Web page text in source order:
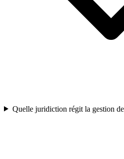
Quelle juridiction régit la gestion